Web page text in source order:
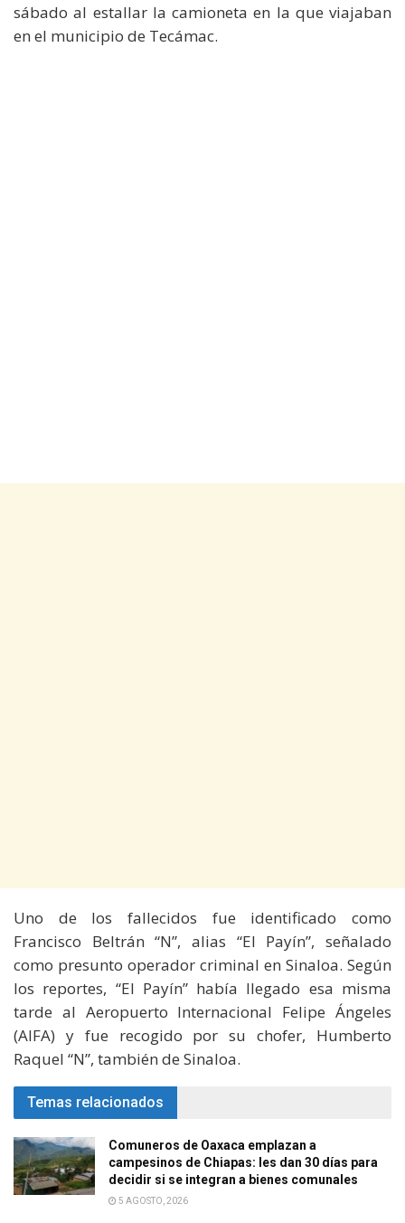
sábado al estallar la camioneta en la que viajaban
en el municipio de Tecámac.
Uno de los fallecidos fue identificado como
Francisco Beltrán “N”, alias “El Payín”, señalado
como presunto operador criminal en Sinaloa. Según
los reportes, “El Payín” había llegado esa misma
tarde al Aeropuerto Internacional Felipe Ángeles
(AIFA) y fue recogido por su chofer, Humberto
Raquel “N”, también de Sinaloa.
Temas relacionados
Comuneros de Oaxaca emplazan a
campesinos de Chiapas: les dan 30 días para
decidir si se integran a bienes comunales
5 AGOSTO, 2026